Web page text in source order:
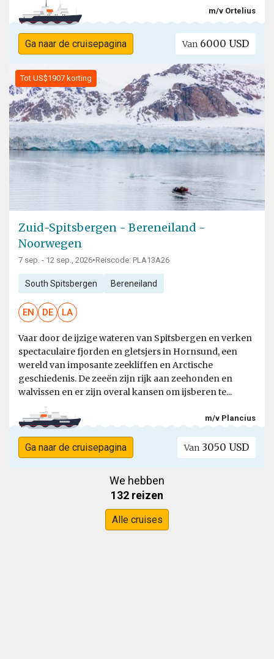
m/v Ortelius
Ga naar de cruisepagina Van 6000 USD
Tot US$1907 korting
Zuid-Spitsbergen - Bereneiland -
Noorwegen
7 sep. - 12 sep., 2026•Reiscode: PLA13A26
South Spitsbergen Bereneiland
EN DE LA
Vaar door de ijzige wateren van Spitsbergen en verken
spectaculaire fjorden en gletsjers in Hornsund, een
wereld van imposante zeekliffen en Arctische
geschiedenis. De zeeën zijn rijk aan zeehonden en
walvissen en er zijn overal kansen om ijsberen te...
m/v Plancius
Ga naar de cruisepagina Van 3050 USD
We hebben
132 reizen
Alle cruises